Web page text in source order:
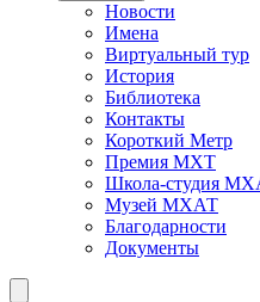
Новости
Имена
Виртуальный тур
История
Библиотека
Контакты
Короткий Метр
Премия МХТ
Школа-студия
Музей МХАТ
Благодарности
Документы